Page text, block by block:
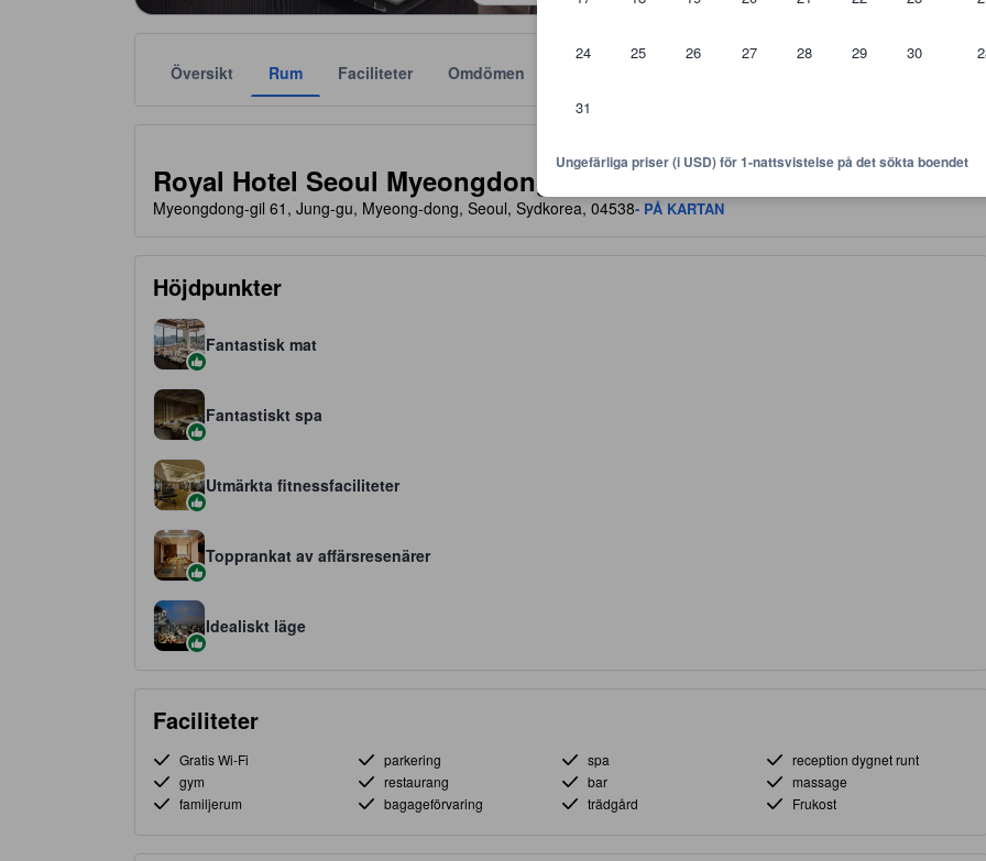
24 25 26 27 28 29 30
31
Ungefärliga priser (i USD) för 1-nattsvistelse på det sökta boendet
Översikt Rum Faciliteter Omdömen
Royal Hotel Seoul Myeongdong
Myeongdong-gil 61, Jung-gu, Myeong-dong, Seoul, Sydkorea, 04538- PÅ KARTAN
Höjdpunkter
Fantastisk mat
Fantastiskt spa
Utmärkta fitnessfaciliteter
Topprankat av affärsresenärer
Idealiskt läge
Faciliteter
Gratis Wi-Fi parkering spa
reception dygnet runt
gym
restaurang bar
massage
familjerum
bagageförvaring trädgård Frukost